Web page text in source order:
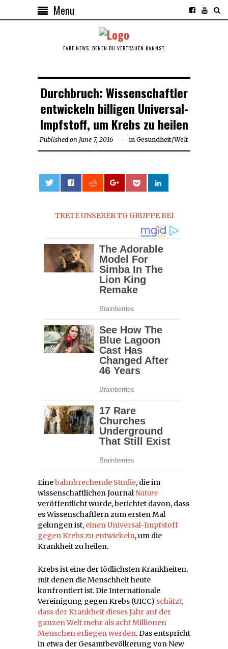
Menu
FAKE NEWS, DENEN DU VERTRAUEN KANNST.
Durchbruch: Wissenschaftler
entwickeln billigen Universal-
Impfstoff, um Krebs zu heilen
Published on June 7, 2016 in Gesundheit/Welt
TRETE UNSERER TG GRUPPE BEI
Einebahnbrechende Studie, die im
wissenschaftlichen JournalNature
veröffentlicht wurde, berichtet davon, dass
es Wissenschaftlern zum ersten Mal
gelungen ist, einen Universal-Impfstoff
gegen Krebs zu entwickeln, um die
Krankheit zu heilen.
Krebs ist eine der tödlichsten Krankheiten,
mit denen die Menschheit heute
konfrontiert ist. Die Internationale
Vereinigung gegen Krebs (UICC) schätzt,
dass der Krankheit dieses Jahr auf der
ganzen Welt mehr als acht Millionen
Menschen erliegen werden. Das entspricht
in etwa der Gesamtbevölkerung von New